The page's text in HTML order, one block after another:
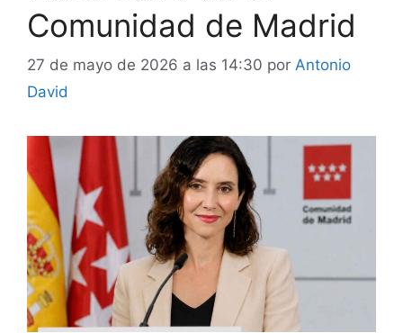
Comunidad de Madrid
27 de mayo de 2026 a las 14:30 por Antonio
David